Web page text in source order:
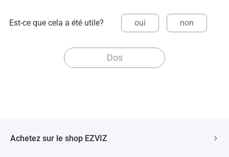
Est-ce que cela a été utile? oui non
Dos
Achetez sur le shop EZVIZ